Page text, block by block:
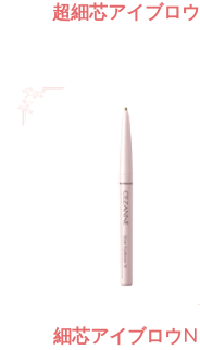
超細芯アイブロウ
細芯アイブロウN